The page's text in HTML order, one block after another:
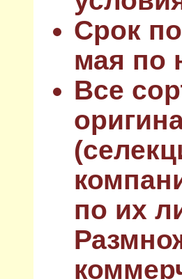
Срок
мая по
Все
по их